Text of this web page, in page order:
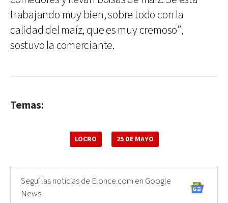
trabajando muy bien, sobre todo con la
calidad del maíz, que es muy cremoso”,
sostuvo la comerciante.
Temas:
LOCRO 25 DE MAYO
Seguí las noticias de Elonce.com en Google
News